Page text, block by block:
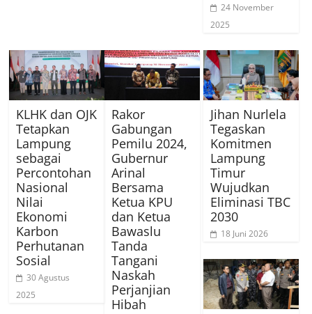
24 November
2025
KLHK dan OJK
Tetapkan
Lampung
sebagai
Percontohan
Nasional
Nilai
Ekonomi
Karbon
Perhutanan
Sosial
30 Agustus
2025
Rakor
Gabungan
Pemilu 2024,
Gubernur
Arinal
Bersama
Ketua KPU
dan Ketua
Bawaslu
Tanda
Tangani
Naskah
Perjanjian
Hibah
Jihan Nurlela
Tegaskan
Komitmen
Lampung
Timur
Wujudkan
Eliminasi TBC
2030
18 Juni 2026